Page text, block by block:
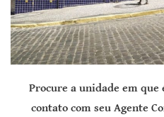
Procure a unidade em que
contato com seu Agente